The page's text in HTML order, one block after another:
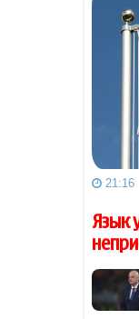
15:20
21:16
Язык